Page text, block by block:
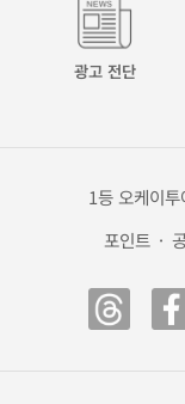
광고 전단
1등 오케이투
포인트 ·